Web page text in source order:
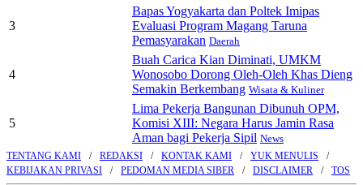
3
Bapas Yogyakarta dan Poltek Imipas
Evaluasi Program Magang Taruna
Pemasyarakan Daerah
4
Buah Carica Kian Diminati, UMKM
Wonosobo Dorong Oleh-Oleh Khas Dieng
Semakin Berkembang Wisata & Kuliner
5
Lima Pekerja Bangunan Dibunuh OPM,
Komisi XIII: Negara Harus Jamin Rasa
Aman bagi Pekerja Sipil News
TENTANG KAMI REDAKSI KONTAK KAMI
YUK MENULIS
KEBIJAKAN PRIVASI
PEDOMAN MEDIA SIBER DISCLAIMER TOS